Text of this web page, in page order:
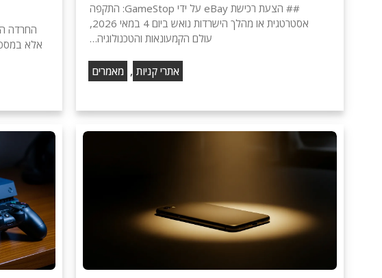
## הצעת רכישת eBay על ידי GameStop: התקפה
אסטרטגית או מהלך הישרדות נואש ביום 4 במאי 2026,
עולם הקמעונאות והטכנולוגיה…
אתרי קניות , מאמרים
החרדה
אלא